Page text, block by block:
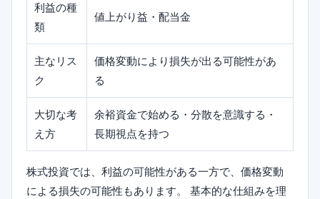
利益の種
類
値上がり益・配当金
主なリス
ク
価格変動により損失が出る可能性があ
る
大切な考
え方
余裕資金で始める・分散を意識する・
長期視点を持つ
株式投資では、利益の可能性がある一方で、価格変動
による損失の可能性もあります。 基本的な仕組みを理